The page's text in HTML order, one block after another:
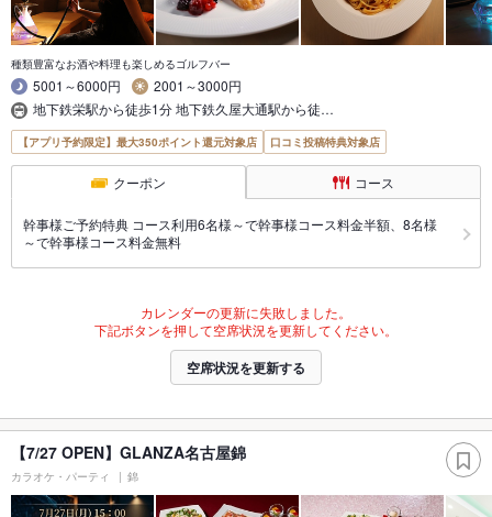
種類豊富なお酒や料理も楽しめるゴルフバー
5001～6000円
2001～3000円
地下鉄栄駅から徒歩1分 地下鉄久屋大通駅から徒…
【アプリ予約限定】最大350ポイント還元対象店 口コミ投稿特典対象店
クーポン コース
幹事様ご予約特典 コース利用6名様～で幹事様コース料金半額、8名様
～で幹事様コース料金無料
カレンダーの更新に失敗しました。
下記ボタンを押して空席状況を更新してください。
空席状況を更新する
【7/27 OPEN】GLANZA名古屋錦
カラオケ・パーティ 錦